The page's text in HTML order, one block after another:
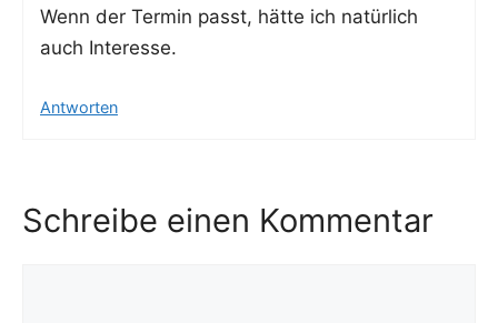
Wenn der Ter­min passt, hät­te ich natür­lich
auch Interesse.
Antworten
Schreibe einen Kommentar